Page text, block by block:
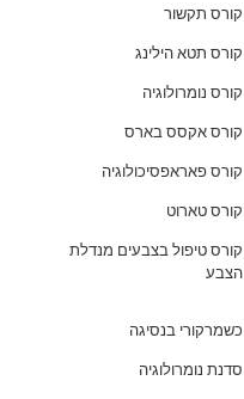
קורס תקשור
קורס תטא הילינג
קורס נומרולוגיה
קורס אקסס בארס
קורס פאראפסיכולוגיה
קורס טארוט
קורס טיפול בצבעים מנדלת
הצבע
כשמרקורי בנסיגה
סדנת נומרולוגיה